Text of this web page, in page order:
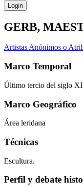
GERB,
Artistas Anónimos o
Marco Temporal
Último tercio del siglo
Marco Geográfico
Área leridana
Técnicas
Escultura.
Perfil y debate